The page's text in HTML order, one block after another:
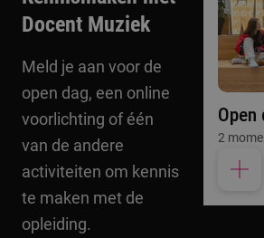
Docent Muziek
Meld je aan voor de
open dag, een online
voorlichting of één
van de andere
activiteiten om kennis
te maken met de
opleiding.
Open
2